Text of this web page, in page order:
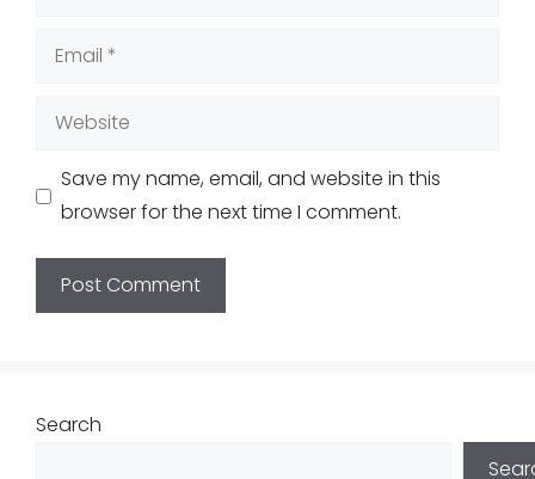
Email
Website
Save my name, email, and website in this
browser for the next time I comment.
Search